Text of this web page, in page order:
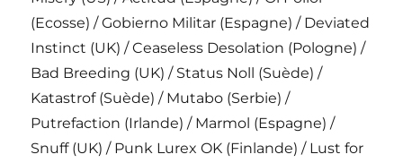
(Ecosse) / Gobierno Militar (Espagne) / Deviated
Instinct (UK) / Ceaseless Desolation (Pologne) /
Bad Breeding (UK) / Status Noll (Suède) /
Katastrof (Suède) / Mutabo (Serbie) /
Putrefaction (Irlande) / Marmol (Espagne) /
Snuff (UK) / Punk Lurex OK (Finlande) / Lust for